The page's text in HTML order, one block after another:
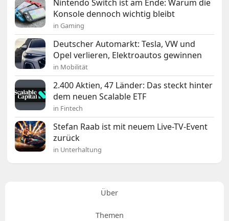
Nintendo Switch ist am Ende: Warum die
Konsole dennoch wichtig bleibt
in Gaming
Deutscher Automarkt: Tesla, VW und
Opel verlieren, Elektroautos gewinnen
in Mobilität
2.400 Aktien, 47 Länder: Das steckt hinter
dem neuen Scalable ETF
in Fintech
Stefan Raab ist mit neuem Live-TV-Event
zurück
in Unterhaltung
Über
Themen